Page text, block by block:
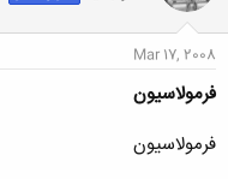
ا
Mar 17, 2008
فرمولاسيون
فرمولاسيون